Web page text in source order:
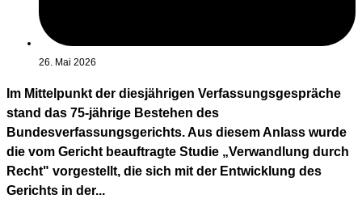
26. Mai 2026
Im Mittelpunkt der diesjährigen Verfassungsgespräche
stand das 75-jährige Bestehen des
Bundesverfassungsgerichts. Aus diesem Anlass wurde
die vom Gericht beauftragte Studie „Verwandlung durch
Recht" vorgestellt, die sich mit der Entwicklung des
Gerichts in der...